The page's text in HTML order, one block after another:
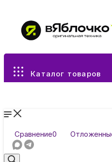
Каталог товаров
Сравнение0
Все разделы каталога